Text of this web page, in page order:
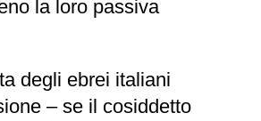
la loro passiva
degli ebrei italiani
– se il cosiddetto